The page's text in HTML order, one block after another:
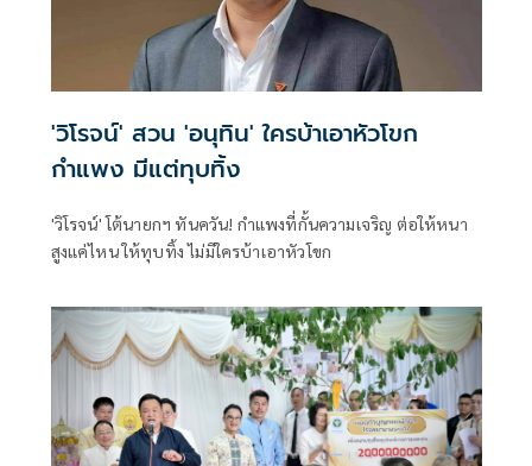
'วิโรจน์' สวน 'อนุทิน' ใครบ้าเอาหัวโขก
กำแพง มีแต่ทุบทิ้ง
'วิโรจน์' โต้นายกฯ ทันควัน! กำแพงที่กั้นความเจริญ ต่อให้หนา
สูงแค่ไหน ให้ทุบทิ้ง ไม่มีใครบ้าเอาหัวโขก